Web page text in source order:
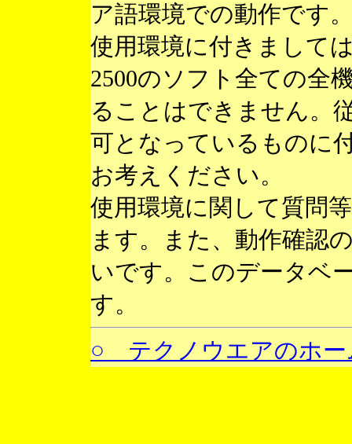
ア語環境での動作です
使用環境に付きまして
2500のソフト全ての全
ることはできません。
可となっているものに
お考えください。
使用環境に関して質問
ます。また、動作確認
いです。このデータベ
す。
○ テクノウエアのホー